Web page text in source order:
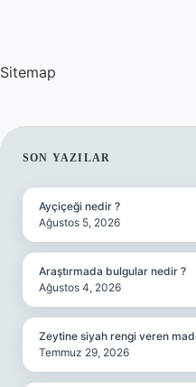
Sitemap
SIDEBAR
SON YAZILAR
Ayçiçeği nedir ?
Ağustos 5, 2026
Araştırmada bulgular nedir ?
Ağustos 4, 2026
Zeytine siyah rengi veren
Temmuz 29, 2026